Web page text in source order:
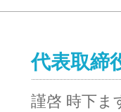
代表取締
謹啓 時下ま